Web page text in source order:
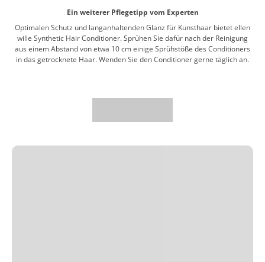
Ein weiterer Pflegetipp vom Experten
Optimalen Schutz und langanhaltenden Glanz für Kunsthaar bietet ellen
wille Synthetic Hair Conditioner. Sprühen Sie dafür nach der Reinigung
aus einem Abstand von etwa 10 cm einige Sprühstöße des Conditioners
in das getrocknete Haar. Wenden Sie den Conditioner gerne täglich an.